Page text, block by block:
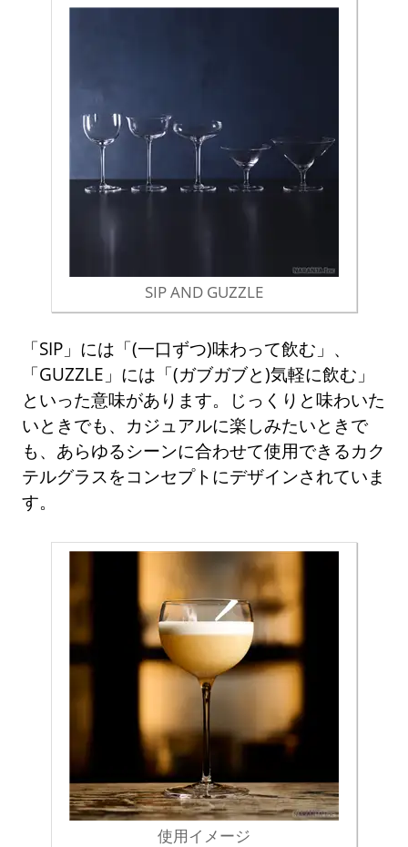
SIP AND GUZZLE
「SIP」には「(一口ずつ)味わって飲む」、
「GUZZLE」には「(ガブガブと)気軽に飲む」
といった意味があります。じっくりと味わいた
いときでも、カジュアルに楽しみたいときで
も、あらゆるシーンに合わせて使用できるカク
テルグラスをコンセプトにデザインされていま
す。
使用イメージ